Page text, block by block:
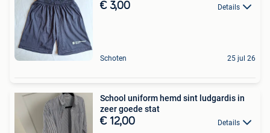
€ 3,00 Details
Schoten 25 jul 26
School uniform hemd sint ludgardis in
zeer goede stat
€ 12,00 Details